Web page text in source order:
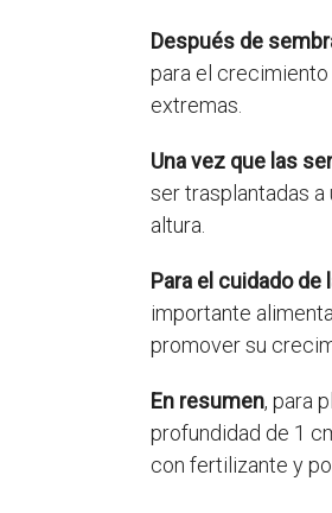
Después de
para el
extremas.
Una vez que las
ser trasplantadas
altura.
Para el cuidado de
importante
promover su
En resumen, para
profundidad de 1
con fertilizante y